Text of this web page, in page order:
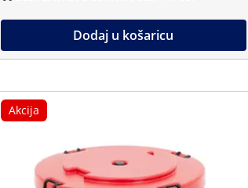
Dodaj u košaricu
Akcija